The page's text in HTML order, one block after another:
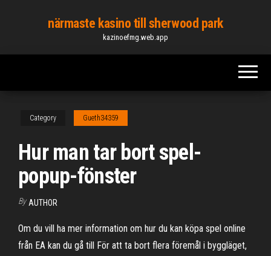
content
närmaste kasino till sherwood park
kazinoefmg.web.app
Category Gueth34359
Hur man tar bort spel-
popup-fönster
By AUTHOR
Om du vill ha mer information om hur du kan köpa spel online
från EA kan du gå till För att ta bort flera föremål i byggläget,